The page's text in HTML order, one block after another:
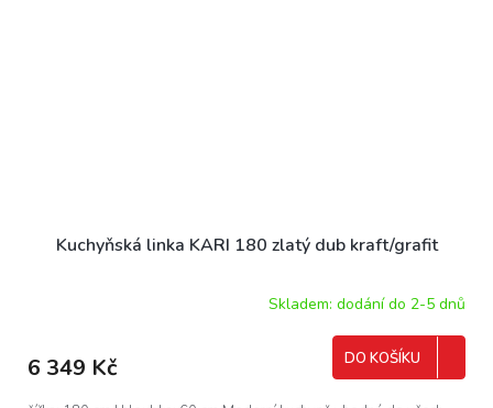
Kuchyňská linka KARI 180 zlatý dub kraft/grafit
Skladem: dodání do 2-5 dnů
6 349 Kč DO KOŠÍKU